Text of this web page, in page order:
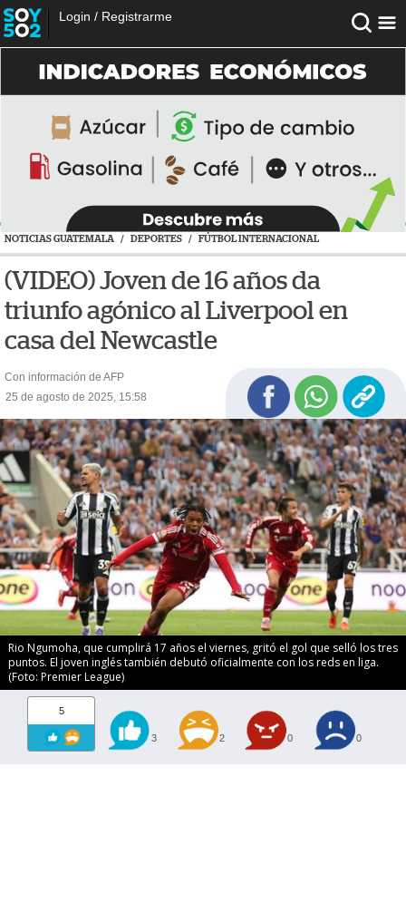
Login / Registrarme
NOTICIAS GUATEMALA / DEPORTES / FÚTBOL INTERNACIONAL
(VIDEO) Joven de 16 años da
triunfo agónico al Liverpool en
casa del Newcastle
Con información de AFP
25 de agosto de 2025, 15:58
Rio Ngumoha, que cumplirá 17 años el viernes, gritó el gol que selló los tres
puntos. El joven inglés también debutó oficialmente con los reds en liga.
(Foto: Premier League)
5
3 2 0 0